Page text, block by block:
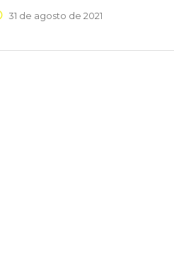
31 de agosto de 2021